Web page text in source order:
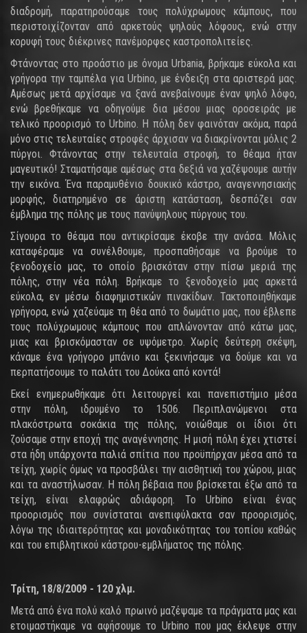
διαδρομή, παρατηρούσαμε τους πολύχρωμους κάμπους, που
περιστοιχίζονταν από αρκετούς ψηλούς λόφους, ενώ στην
κορυφή τους διέκρινες πανέμορφες καστροπολιτείες.
Φτάνοντας στο προάστιο με όνομα Urbania, βρήκαμε εύκολα και
γρήγορα την ταμπέλα για Urbino, με ένδειξη στα αριστερά μας.
Αμέσως μετά αρχίσαμε να ξανά ανεβαίνουμε έναν ψηλό λόφο,
ενώ βρεθήκαμε να οδηγούμε δια μέσου μιας οροσειράς με
τελικό προορισμό το Urbino. Η πόλη δεν φαινόταν ακόμα, παρά
μόνο στις τελευταίες στροφές άρχισαν να διακρίνονται μόλις 2
πύργοι. Φτάνοντας στην τελευταία στροφή, το θέαμα ήταν
μαγευτικό! Σταματήσαμε αμέσως στα δεξιά να χαζέψουμε αυτήν
την εικόνα. Ένα παραμυθένιο δουκικό κάστρο, αναγεννησιακής
μορφής, διατηρημένο σε άριστη κατάσταση, δεσπόζει σαν
έμβλημα της πόλης με τους πανύψηλους πύργους του.
Σίγουρα το θέαμα που αντικρίσαμε έκοβε την ανάσα. Μόλις
καταφέραμε να συνέλθουμε, προσπαθήσαμε να βρούμε το
ξενοδοχείο μας, το οποίο βρισκόταν στην πίσω μεριά της
πόλης, στην νέα πόλη. Βρήκαμε το ξενοδοχείο μας αρκετά
εύκολα, εν μέσω διαφημιστικών πινακίδων. Τακτοποιηθήκαμε
γρήγορα, ενώ χαζεύαμε τη θέα από το δωμάτιο μας, που έβλεπε
τους πολύχρωμους κάμπους που απλώνονταν από κάτω μας,
μιας και βρισκόμασταν σε υψόμετρο. Χωρίς δεύτερη σκέψη,
κάναμε ένα γρήγορο μπάνιο και ξεκινήσαμε να δούμε και να
περπατήσουμε το παλάτι του Δούκα από κοντά!
Εκεί ενημερωθήκαμε ότι λειτουργεί και πανεπιστήμιο μέσα
στην πόλη, ιδρυμένο το 1506. Περιπλανώμενοι στα
πλακόστρωτα σοκάκια της πόλης, νοιώθαμε οι ίδιοι ότι
ζούσαμε στην εποχή της αναγέννησης. Η μισή πόλη έχει χτιστεί
στα ήδη υπάρχοντα παλιά σπίτια που προϋπήρχαν μέσα από τα
τείχη, χωρίς όμως να προσβάλει την αισθητική του χώρου, μιας
και τα αναστήλωσαν. Η πόλη βέβαια που βρίσκεται έξω από τα
τείχη, είναι ελαφρώς αδιάφορη. Το Urbino είναι ένας
προορισμός που συνίσταται ανεπιφύλακτα σαν προορισμός,
λόγω της ιδιαιτερότητας και μοναδικότητας του τοπίου καθώς
και του επιβλητικού κάστρου-εμβλήματος της πόλης.
Τρίτη, 18/8/2009 - 120 χλμ.
Μετά από ένα πολύ καλό πρωινό μαζέψαμε τα πράγματα μας και
ετοιμαστήκαμε να αφήσουμε το Urbino που μας έκλεψε στην